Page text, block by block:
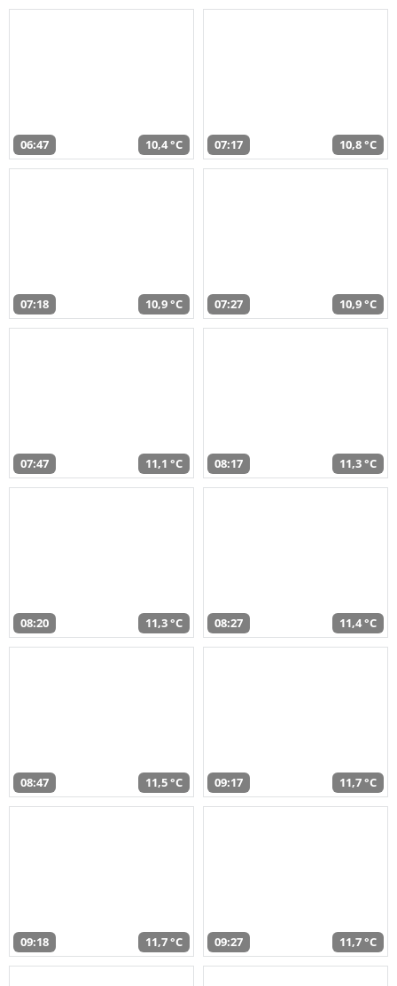
06:47 10,4 °C 07:17 10,8 °C
07:18 10,9 °C 07:27 10,9 °C
07:47 11,1 °C 08:17 11,3 °C
08:20 11,3 °C 08:27 11,4 °C
08:47 11,5 °C 09:17 11,7 °C
09:18 11,7 °C 09:27 11,7 °C